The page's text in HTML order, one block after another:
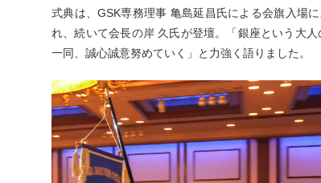
式典は、GSK専務理事 亀島延昌氏による会旗入場
れ、続いて会長の岸 久氏が登壇。「銀座という大
一同、誠心誠意努めていく」と力強く語りました。